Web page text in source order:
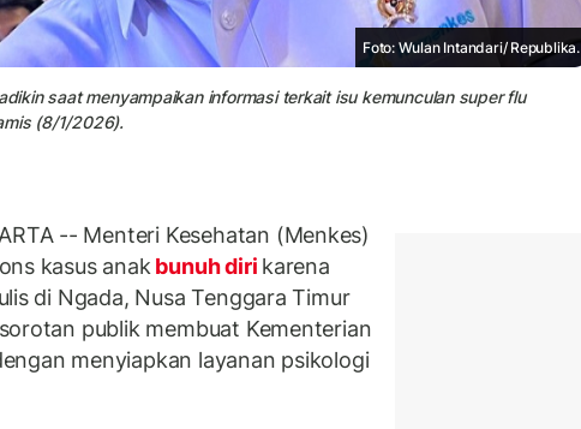
Foto: Wulan Intandari/ Republika.
saat menyampaikan informasi terkait isu kemunculan super flu
(8/1/2026).
-- Menteri Kesehatan (Menkes)
kasus anak bunuh diri karena
di Ngada, Nusa Tenggara Timur
publik membuat Kementerian
menyiapkan layanan psikologi